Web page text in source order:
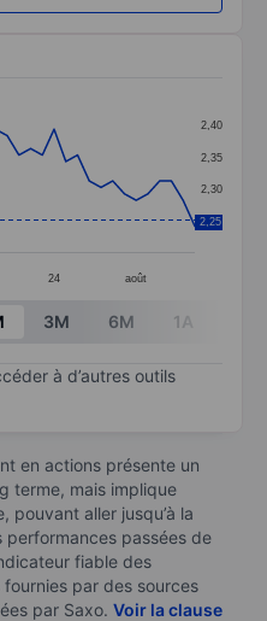
categories.
values. Data
24 août
2,25
2,30
2,35
2,40
2,25
3M 6M 1A
à d’autres outils
en actions présente un
terme, mais implique
pouvant aller jusqu’à la
passées de
fiable des
par des sources
par Saxo. Voir la clause